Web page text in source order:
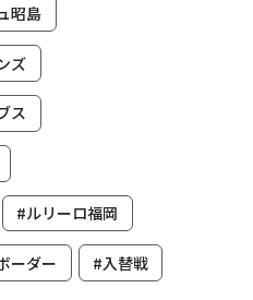
昭島
ズ
ス
#ルリーロ福岡
ーダー #入替戦